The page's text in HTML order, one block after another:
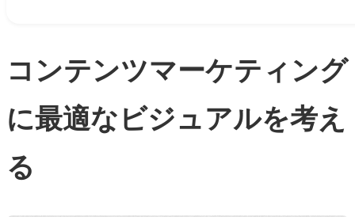
コンテンツマーケティング
に最適なビジュアルを考え
る